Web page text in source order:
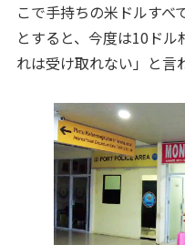
こで手持ちの米ドルすべ
とすると、今度は10ド
れは受け取れない」と言